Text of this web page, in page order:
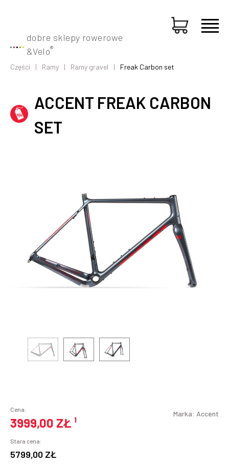
dobre sklepy rowerowe
&Velo®
Części Ramy Ramy gravel Freak Carbon set
ACCENT FREAK CARBON
SET
Cena:
3999,00 ZŁ ¹
Stara cena:
5799,00 ZŁ
Marka: Accent